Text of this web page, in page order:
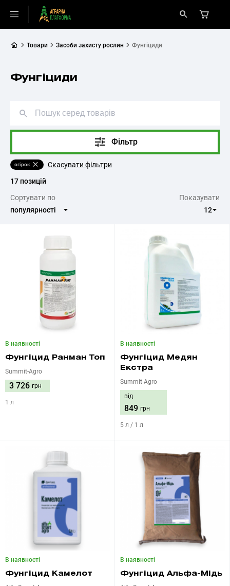
Товари Засоби захисту рослин Фунгіциди
Фунгіциди
огірок Скасувати фільтри
Фільтр
17 позицій
Cортувати по
Показувати
В наявності
Фунгіцид Ранман Топ
Summit-Agro
3 726 грн
1 л
В наявності
Фунгіцид Медян
Екстра
Summit-Agro
від
849 грн
5 л / 1 л
В наявності
Фунгіцид Камелот
В наявності
Фунгіцид Альфа-Мідь